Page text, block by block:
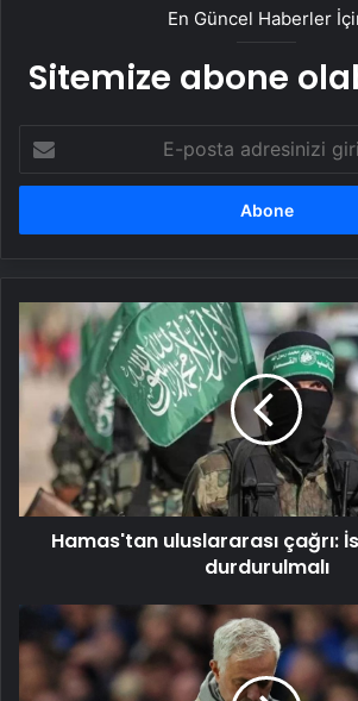
En Güncel Haberler
Sitemize abone
posta
adresinizi
Hamas'tan
uluslararası
çağrı:
İsrail’in
suçları
durdurulmalı
Hamas'tan uluslararası çağrı:
durdurulmalı
FenerbahÃ§e'de
kadro
endiÅesi:
TFF'nin